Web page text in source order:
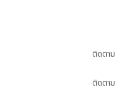
ติดตาม
ติดตาม